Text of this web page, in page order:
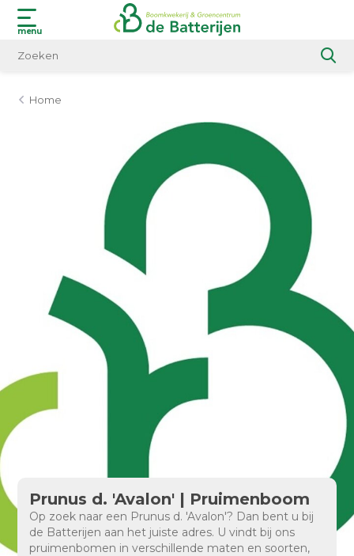
menu
Home
Prunus d. 'Avalon' | Pruimenboom
Op zoek naar een Prunus d. 'Avalon'? Dan bent u bij
de Batterijen aan het juiste adres. U vindt bij ons
pruimenbomen in verschillende maten en soorten,